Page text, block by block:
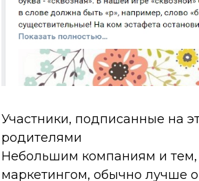
Участники, подписанные на
родителями
Небольшим компаниям и тем,
маркетингом, обычно лучше